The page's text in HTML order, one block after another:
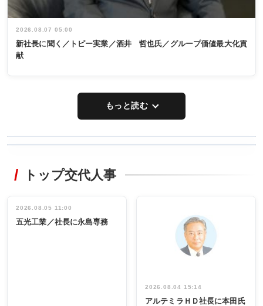
2026.08.07 05:00
新社長に聞く／トピー実業／酒井 哲也氏／グループ価値最大化貢
献
もっと読む
非鉄業界で
インタビュ
ー／社内ア
タックトレー
祝う 業界関
係者ら220人
出席
トップ交代人事
2026.08.05 11:00
五光工業／社長に永島専務
2026.08.04 15:14
アルテミラＨＤ社長に本田氏